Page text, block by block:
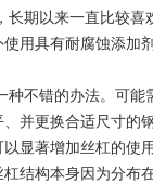
期以来一直比较
用具有耐腐蚀添加
不错的办法。可
并更换合适尺寸的
显著增加丝杠的使
结构本身因为分布